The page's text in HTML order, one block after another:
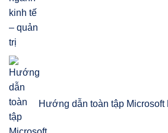
Hướng dẫn toàn tập Microsoft